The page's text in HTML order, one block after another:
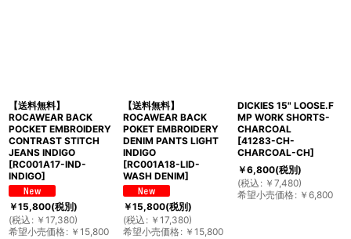
【送料無料】
ROCAWEAR BACK
POCKET EMBROIDERY
CONTRAST STITCH
JEANS INDIGO
[RC001A17-IND-
INDIGO]
￥15,800(税別)
(税込 : ￥ 17,380)
希望小売価格: ￥ 15,800
【送料無料】
ROCAWEAR BACK
POKET EMBROIDERY
DENIM PANTS LIGHT
INDIGO
[RC001A18-LID-
WASH DENIM]
￥15,800(税別)
(税込 : ￥ 17,380)
希望小売価格: ￥ 15,800
DICKIES 15" LOOSE.F
MP WORK SHORTS-
CHARCOAL
[41283-CH-
CHARCOAL-CH]
￥6,800(税別)
(税込 : ￥ 7,480)
希望小売価格: ￥ 6,800